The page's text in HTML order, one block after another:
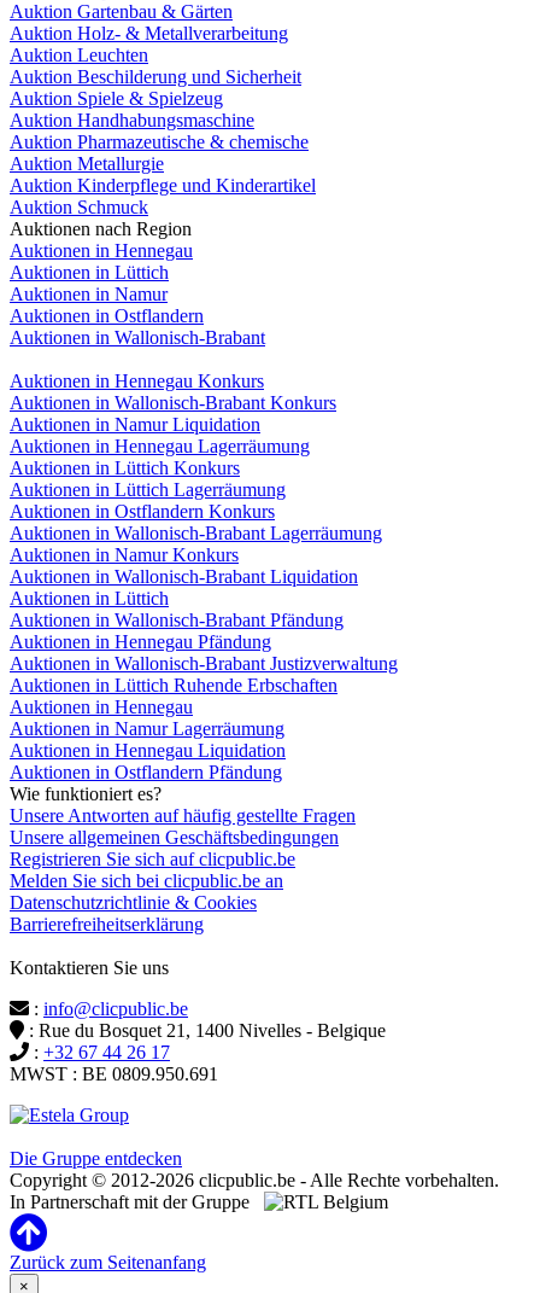
Auktion Gartenbau & Gärten
Auktion Holz- & Metallverarbeitung
Auktion Leuchten
Auktion Beschilderung und Sicherheit
Auktion Spiele & Spielzeug
Auktion Handhabungsmaschine
Auktion Pharmazeutische & chemische
Auktion Metallurgie
Auktion Kinderpflege und Kinderartikel
Auktion Schmuck
Auktionen nach Region
Auktionen in Hennegau
Auktionen in Lüttich
Auktionen in Namur
Auktionen in Ostflandern
Auktionen in Wallonisch-Brabant
Auktionen in Hennegau Konkurs
Auktionen in Wallonisch-Brabant Konkurs
Auktionen in Namur Liquidation
Auktionen in Hennegau Lagerräumung
Auktionen in Lüttich Konkurs
Auktionen in Lüttich Lagerräumung
Auktionen in Ostflandern Konkurs
Auktionen in Wallonisch-Brabant Lagerräumung
Auktionen in Namur Konkurs
Auktionen in Wallonisch-Brabant Liquidation
Auktionen in Lüttich
Auktionen in Wallonisch-Brabant Pfändung
Auktionen in Hennegau Pfändung
Auktionen in Wallonisch-Brabant Justizverwaltung
Auktionen in Lüttich Ruhende Erbschaften
Auktionen in Hennegau
Auktionen in Namur Lagerräumung
Auktionen in Hennegau Liquidation
Auktionen in Ostflandern Pfändung
Wie funktioniert es?
Unsere Antworten auf häufig gestellte Fragen
Unsere allgemeinen Geschäftsbedingungen
Registrieren Sie sich auf clicpublic.be
Melden Sie sich bei clicpublic.be an
Datenschutzrichtlinie & Cookies
Barrierefreiheitserklärung
Kontaktieren Sie uns
: info@clicpublic.be
: Rue du Bosquet 21, 1400 Nivelles - Belgique
: +32 67 44 26 17
MWST : BE 0809.950.691
Die Gruppe entdecken
Copyright © 2012-2026 clicpublic.be - Alle Rechte vorbehalten.
In Partnerschaft mit der Gruppe
Zurück zum Seitenanfang
×